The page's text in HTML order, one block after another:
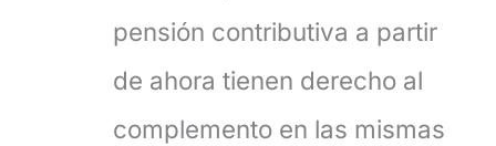
pensión contributiva a partir
de ahora tienen derecho al
complemento en las mismas